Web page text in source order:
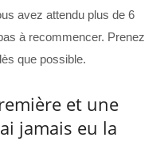
avez attendu plus de 6
à recommencer. Prenez
que possible.
et une
jamais eu la